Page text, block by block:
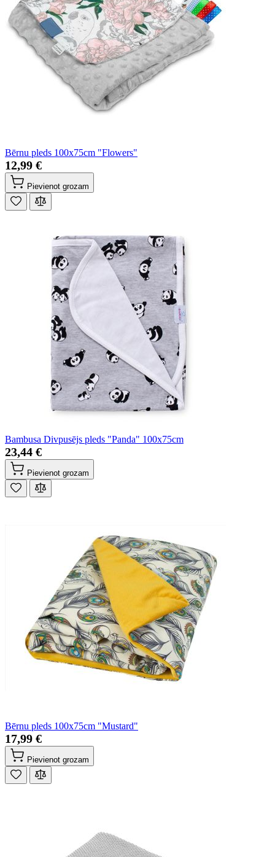
Bērnu pleds 100x75cm "Flowers"
12,99 €
Pievienot grozam
Bambusa Divpusējs pleds "Panda" 100x75cm
23,44 €
Pievienot grozam
Bērnu pleds 100x75cm "Mustard"
17,99 €
Pievienot grozam